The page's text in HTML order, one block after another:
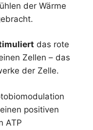
der Wärme
das rote
Zellen – das
der Zelle.
positiven
ATP